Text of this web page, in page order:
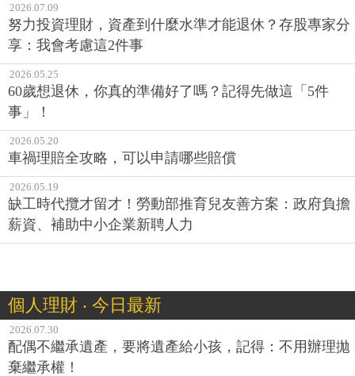
2026.07.09
努力投資理財，資產到什麼水準才能退休？存股專家分
享：我會考慮這2件事
2026.05.25
60歲想退休，你真的準備好了嗎？記得先做這「5件
事」！
2026.05.20
車禍理賠全攻略，可以申請哪些賠償
2026.05.19
缺工時代攬才留才！勞動部推育兒友善方案：政府負擔
薪資、補助中小企業新聘人力
個人理財 ‧ 今日最新
2026.07.30
配偶不繼承遺產，要將遺產給小孩，記得：不用辦理拋
棄繼承權！